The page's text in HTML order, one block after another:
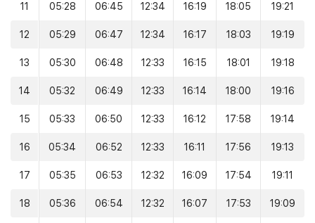
11 05:28 06:45 12:34 16:19 18:05 19:21
12 05:29 06:47 12:34 16:17 18:03 19:19
13 05:30 06:48 12:33 16:15 18:01 19:18
14 05:32 06:49 12:33 16:14 18:00 19:16
15 05:33 06:50 12:33 16:12 17:58 19:14
16 05:34 06:52 12:33 16:11 17:56 19:13
17 05:35 06:53 12:32 16:09 17:54 19:11
18 05:36 06:54 12:32 16:07 17:53 19:09